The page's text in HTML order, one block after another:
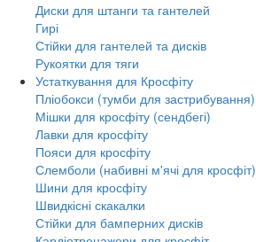
Диски для штанги та гантелей
Гирі
Стійки для гантелей та дисків
Рукоятки для тяги
Устаткування для Кросфіту
Пліобокси (тумби для застрибування)
Мішки для кросфіту (сендбегі)
Лавки для кросфіту
Пояси для кросфіту
Слемболи (набивні м'ячі для кросфіт)
Шини для кросфіту
Швидкісні скакалки
Стійки для бамперних дисків